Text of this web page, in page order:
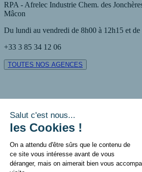
RPA - Afrelec Industrie Chem. des
Mâcon
Du lundi au vendredi de 8h00 à 12h15 et
+33 3 85 34 12 06
TOUTES NOS AGENCES